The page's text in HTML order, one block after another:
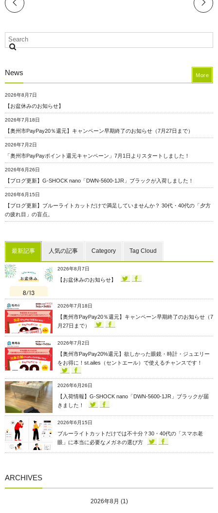
ンズ」の秘密
2026年5月18日
か？奥州市のst.ailesでできる「リングカット」と「サイズ直し」の安心
2026年5月17日
【ブログ更新】【奥州市】メガネも「靴」と同じ？シ
ーンに合わせた“履き替え”で、夕方の目の疲れが劇的に変わる理由
News
2026年8月7日
【お盆休みのお知らせ】
2026年7月18日
【奥州市PayPay20％還元】キャンペーン早期終了のお知らせ（7月27日まで）
2026年7月2日
「奥州市PayPayポイント還元キャンペーン」7月1日よりスタートしました！
2026年6月26日
【ブログ更新】G-SHOCK nano「DWN-5600-1JR」ブラックが入荷しました！
2026年6月15日
【ブログ更新】ブルーライトカットだけで満足していませんか？ 30代・40代の「夕方
の疲れ目」の盲点。
More
最新記事 人気の記事 Category Tag Cloud
2026年8月7日
【お盆休みのお知らせ】
2026年7月18日
【奥州市PayPay20％還元】キャンペーン早期終了のお知らせ（7
月27日まで）
2026年7月2日
【奥州市PayPay20%還元】欲しかった眼鏡・時計・ジュエリー
をお得に！st.ailes（セントエール）で使えるチャンスです！
2026年6月26日
【入荷情報】G-SHOCK nano「DWN-5600-1JR」ブラックが届
きました！
2026年6月15日
ブルーライトカットだけでは不十分？30・40代の「スマホ老
眼」に本当に必要なメガネの選び方
ARCHIVES
2026年8月 (1)